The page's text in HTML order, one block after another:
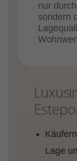
nur
sondern
Lage